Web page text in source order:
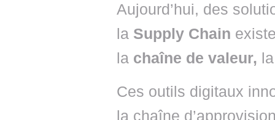
Aujourd’hui, des
la Supply Chain
la chaîne de valeur,
Ces outils digitaux
la chaîne